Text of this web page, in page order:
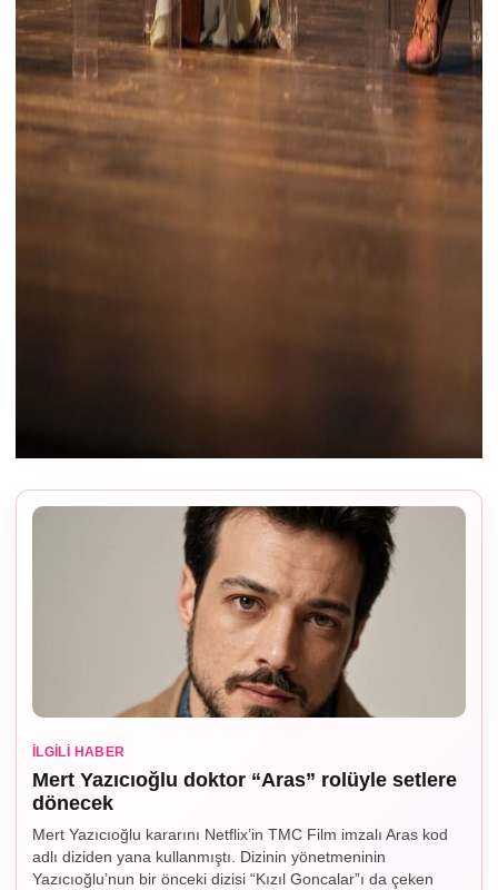
İLGILI HABER
Mert Yazıcıoğlu doktor “Aras” rolüyle setlere
dönecek
Mert Yazıcıoğlu kararını Netflix’in TMC Film imzalı Aras kod
adlı diziden yana kullanmıştı. Dizinin yönetmeninin
Yazıcıoğlu’nun bir önceki dizisi “Kızıl Goncalar”ı da çeken